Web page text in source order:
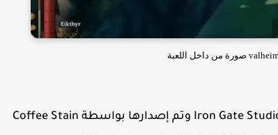
هي لعبة البقاء على قيد الحياة تم تطويرها من قبِل Iron Gate Studio وتم إصدارها بواسطة Coffee Stain